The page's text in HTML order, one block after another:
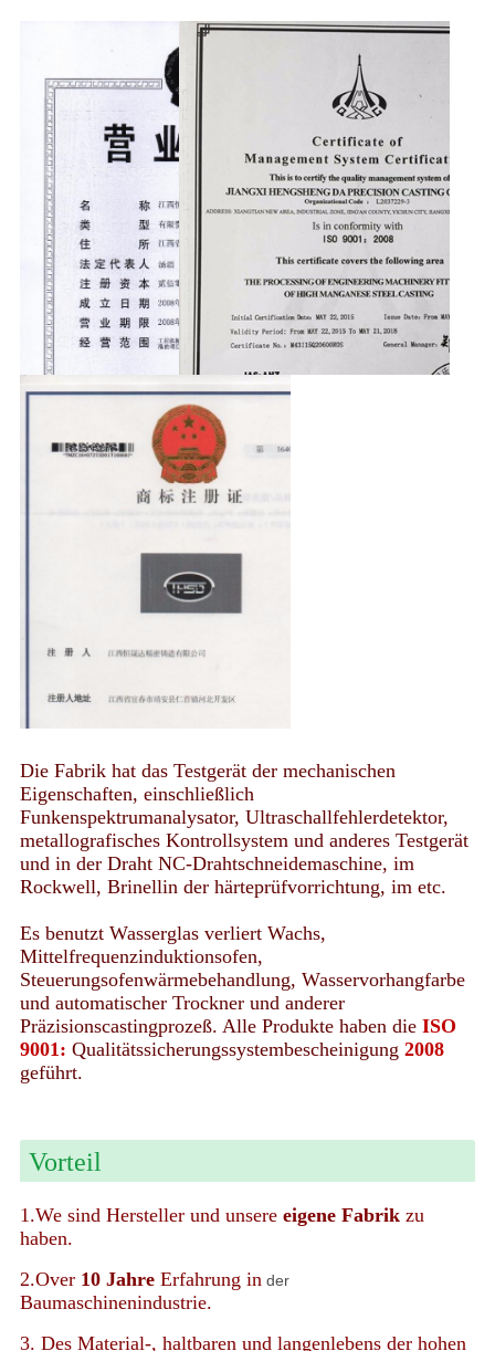
Die Fabrik hat das Testgerät der mechanischen
Eigenschaften, einschließlich
Funkenspektrumanalysator, Ultraschallfehlerdetektor,
metallografisches Kontrollsystem und anderes Testgerät
und in der Draht NC-Drahtschneidemaschine, im
Rockwell, Brinellin der härteprüfvorrichtung, im etc.
Es benutzt Wasserglas verliert Wachs,
Mittelfrequenzinduktionsofen,
Steuerungsofenwärmebehandlung, Wasservorhangfarbe
und automatischer Trockner und anderer
Präzisionscastingprozeß. Alle Produkte haben die ISO
9001: Qualitätssicherungssystembescheinigung 2008
geführt.
Vorteil
1.We sind Hersteller und unsere eigene Fabrik zu
haben.
2.Over 10 Jahre Erfahrung inder
Baumaschinenindustrie.
3. Des Material-, haltbaren und langenlebens der hohen